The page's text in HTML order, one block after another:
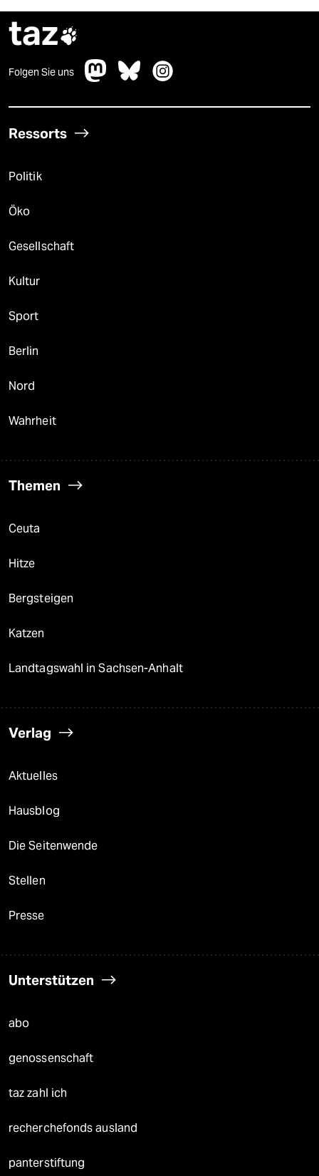
taz
Folgen Sie uns
Ressorts
Politik
Öko
Gesellschaft
Kultur
Sport
Berlin
Nord
Wahrheit
Themen
Ceuta
Hitze
Bergsteigen
Katzen
Landtagswahl in Sachsen-Anhalt
Verlag
Aktuelles
Hausblog
Die Seitenwende
Stellen
Presse
Unterstützen
abo
genossenschaft
taz zahl ich
recherchefonds ausland
panterstiftung